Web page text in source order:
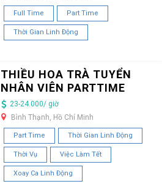
Full Time Part Time
Thời Gian Linh Động
THIỀU HOA TRÀ TUYỂN
NHÂN VIÊN PARTTIME
23-24.000/ giờ
Bình Thạnh, Hồ Chí Minh
Part Time Thời Gian Linh Động
Thời Vụ Việc Làm Tết
Xoay Ca Linh Động